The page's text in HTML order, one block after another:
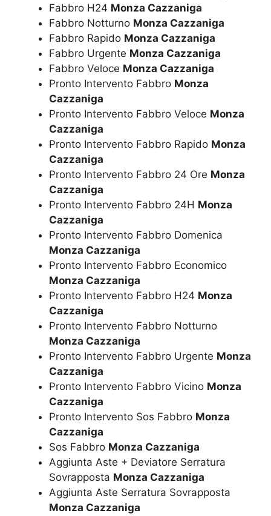
Fabbro H24 Monza Cazzaniga
Fabbro Notturno Monza Cazzaniga
Fabbro Rapido Monza Cazzaniga
Fabbro Urgente Monza Cazzaniga
Fabbro Veloce Monza Cazzaniga
Pronto Intervento Fabbro Monza
Cazzaniga
Pronto Intervento Fabbro Veloce Monza
Cazzaniga
Pronto Intervento Fabbro Rapido Monza
Cazzaniga
Pronto Intervento Fabbro 24 Ore Monza
Cazzaniga
Pronto Intervento Fabbro 24H Monza
Cazzaniga
Pronto Intervento Fabbro Domenica
Monza Cazzaniga
Pronto Intervento Fabbro Economico
Monza Cazzaniga
Pronto Intervento Fabbro H24 Monza
Cazzaniga
Pronto Intervento Fabbro Notturno
Monza Cazzaniga
Pronto Intervento Fabbro Urgente Monza
Cazzaniga
Pronto Intervento Fabbro Vicino Monza
Cazzaniga
Pronto Intervento Sos Fabbro Monza
Cazzaniga
Sos Fabbro Monza Cazzaniga
Aggiunta Aste + Deviatore Serratura
Sovrapposta Monza Cazzaniga
Aggiunta Aste Serratura Sovrapposta
Monza Cazzaniga